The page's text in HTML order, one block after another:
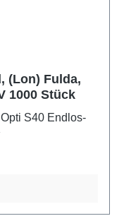
(Lon) Fulda,
1000 Stück
S40 Endlos-